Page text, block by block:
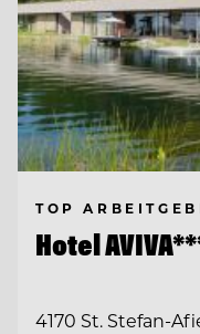
TOP
Hotel
4170 St. Stefan-